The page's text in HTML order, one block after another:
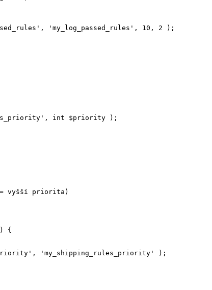
' , ' my_log_passed_rules ' , 10 , 2 );
' , int $priority );
vyšší priorita)
)
{
' , ' my_shipping_rules_priority ' );